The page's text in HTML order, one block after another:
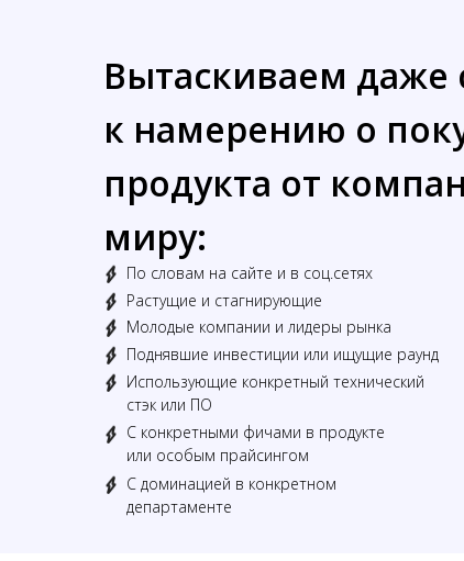
Вытаскиваем
к намерению о
продукта от
миру:
По словам на сайте и в соц.сетях
Растущие и стагнирующие
Молодые компании и лидеры рынка
Поднявшие инвестиции или ищущие раунд
Использующие конкретный технический
стэк или ПО
С конкретными фичами в продукте
или особым прайсингом
С доминацией в конкретном
департаменте